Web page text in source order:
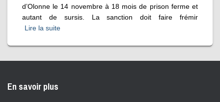
d’Olonne le 14 novembre à 18 mois de prison ferme et
autant de sursis. La sanction doit faire frémir
Lire la suite
En savoir plus